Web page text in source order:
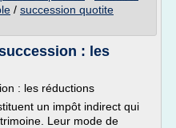
/ succession quotite
: les
: les réductions
un impôt indirect qui
Leur mode de